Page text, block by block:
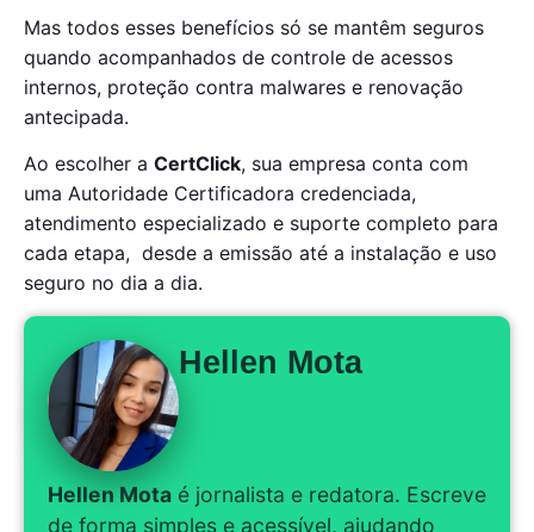
Mas todos esses benefícios só se mantêm seguros
quando acompanhados de controle de acessos
internos, proteção contra malwares e renovação
antecipada.
Ao escolher a CertClick, sua empresa conta com
uma Autoridade Certificadora credenciada,
atendimento especializado e suporte completo para
cada etapa, desde a emissão até a instalação e uso
seguro no dia a dia.
Hellen Mota
Hellen Mota é jornalista e redatora. Escreve
de forma simples e acessível, ajudando